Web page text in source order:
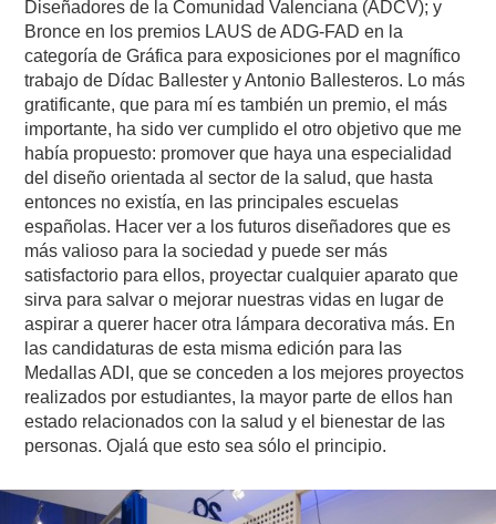
Diseñadores de la Comunidad Valenciana (ADCV); y
Bronce en los premios LAUS de ADG-FAD en la
categoría de Gráfica para exposiciones por el magnífico
trabajo de Dídac Ballester y Antonio Ballesteros. Lo más
gratificante, que para mí es también un premio, el más
importante, ha sido ver cumplido el otro objetivo que me
había propuesto: promover que haya una especialidad
del diseño orientada al sector de la salud, que hasta
entonces no existía, en las principales escuelas
españolas. Hacer ver a los futuros diseñadores que es
más valioso para la sociedad y puede ser más
satisfactorio para ellos, proyectar cualquier aparato que
sirva para salvar o mejorar nuestras vidas en lugar de
aspirar a querer hacer otra lámpara decorativa más. En
las candidaturas de esta misma edición para las
Medallas ADI, que se conceden a los mejores proyectos
realizados por estudiantes, la mayor parte de ellos han
estado relacionados con la salud y el bienestar de las
personas. Ojalá que esto sea sólo el principio.